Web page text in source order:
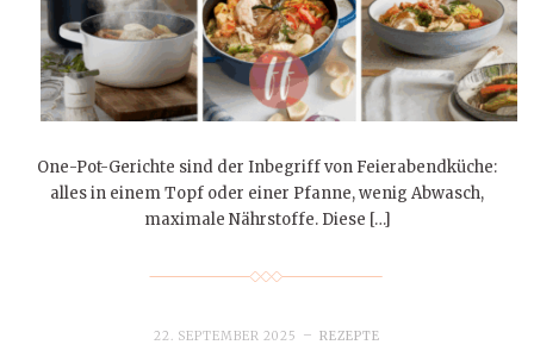
One-Pot-Gerichte sind der Inbegriff von Feierabendküche:
alles in einem Topf oder einer Pfanne, wenig Abwasch,
maximale Nährstoffe. Diese […]
22. SEPTEMBER 2025 REZEPTE